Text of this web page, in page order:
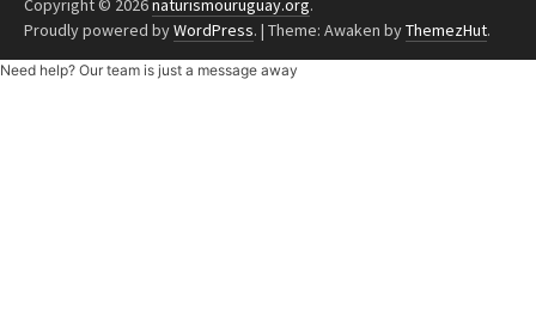
Copyright © 2026naturismouruguay.org.
Proudly powered byWordPress. | Theme: Awaken byThemezHut.
Need help? Our team is just a message away